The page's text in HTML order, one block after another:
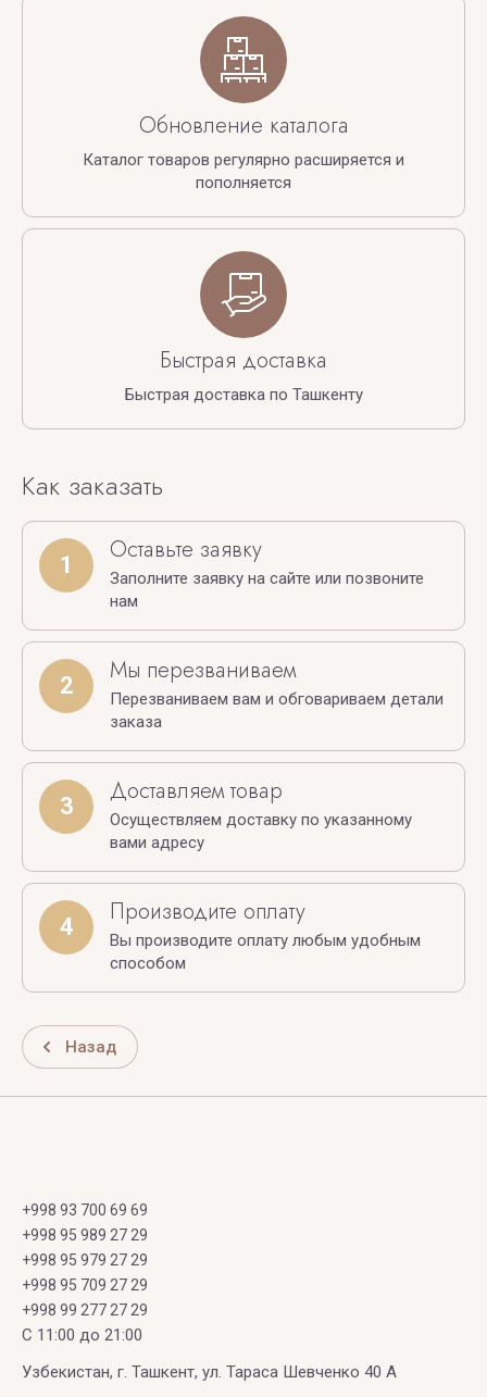
Обновление каталога
Каталог товаров регулярно расширяется и
пополняется
Быстрая доставка
Быстрая доставка по Ташкенту
Как заказать
1 Оставьте заявку
Заполните заявку на сайте или позвоните
нам
2 Мы перезваниваем
Перезваниваем вам и обговариваем детали
заказа
3 Доставляем товар
Осуществляем доставку по указанному
вами адресу
4 Производите оплату
Вы производите оплату любым удобным
способом
Назад
+998 93 700 69 69
+998 95 989 27 29
+998 95 979 27 29
+998 95 709 27 29
+998 99 277 27 29
C 11:00 до 21:00
Узбекистан, г. Ташкент, ул. Тараса Шевченко 40 А